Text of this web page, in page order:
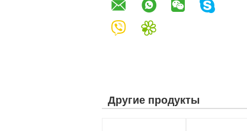
Другие продукты